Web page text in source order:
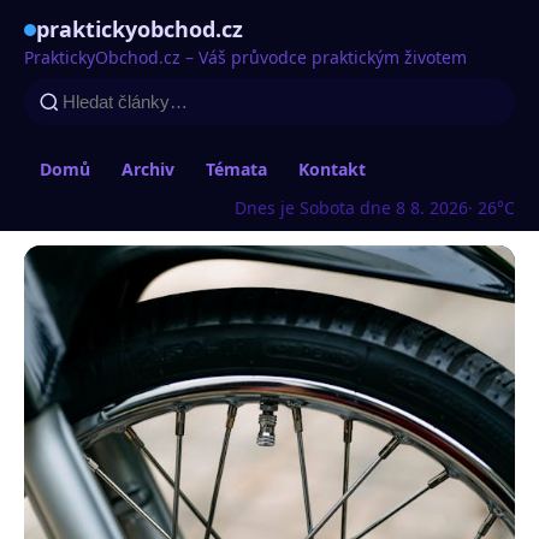
praktickyobchod.cz
PraktickyObchod.cz – Váš průvodce praktickým životem
Domů Archiv Témata
Kontakt
Dnes je Sobota dne 8 8. 2026· 26°C